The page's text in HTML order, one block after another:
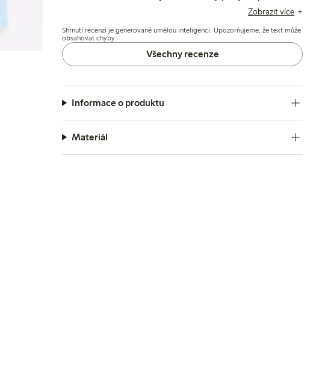
vlastnost. Střih bývá spíše menší, zejména v oblasti nohou
odolnost a stálost barev jsou obecně hodnoceny
pozitivně.
Zobrazit více
Shrnutí recenzí je generované umělou inteligencí. Upozorňujeme, že text může
obsahovat chyby.
Všechny recenze
Informace o produktu
Materiál